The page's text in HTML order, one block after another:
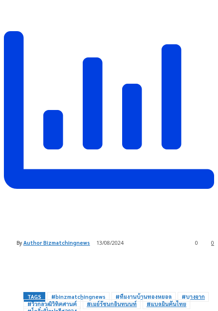
By Author Bizmatchingnews 13/08/2024 0
0
TAGS #binzmatchingnews #ทีมงานบ้านทองหยอด
#บางจาก
#วิวกุลวุฒิวิทิตศานต์
#เมย์รัชนกอินทนนท์
#แบดมินตันไทย